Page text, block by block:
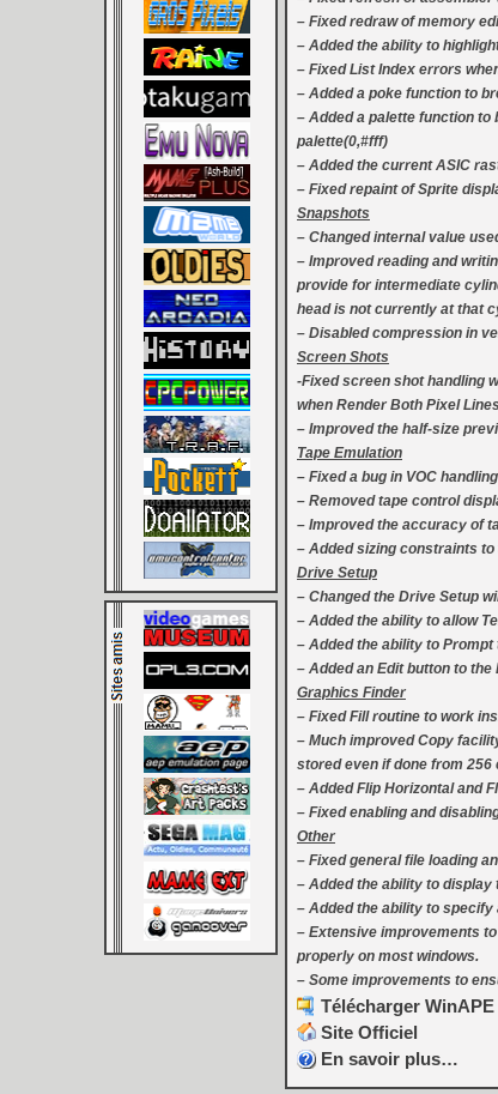
– Fixed redraw of memory
– Added the ability to
– Fixed List Index errors
– Added a poke function to
– Added a palette function to
palette(0,#fff)
– Added the current ASIC
– Fixed repaint of Sprite
Snapshots
– Changed internal value
– Improved reading and
provide for intermediate
head is not currently at that
– Disabled compression in
Screen Shots
-Fixed screen shot handling
when Render Both Pixel
– Improved the half-size
Tape Emulation
– Fixed a bug in VOC
– Removed tape control
– Improved the accuracy of
– Added sizing constraints
Drive Setup
– Changed the Drive Setup
– Added the ability to allow
– Added the ability to
– Added an Edit button to the
Graphics Finder
– Fixed Fill routine to work
– Much improved Copy
stored even if done from 256
– Added Flip Horizontal and
– Fixed enabling and
Other
– Fixed general file loading
– Added the ability to
– Added the ability to specify
– Extensive improvements
properly on most windows.
– Some improvements to
Télécharger
Site Officiel
En savoir plus…